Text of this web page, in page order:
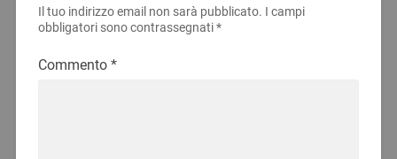
Il tuo indirizzo email non sarà pubblicato. I campi
obbligatori sono contrassegnati*
Commento *